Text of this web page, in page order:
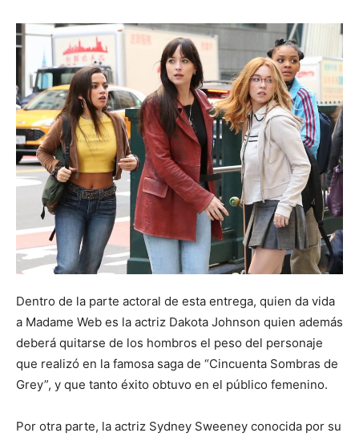
Dentro de la parte actoral de esta entrega, quien da vida
a Madame Web es la actriz Dakota Johnson quien además
deberá quitarse de los hombros el peso del personaje
que realizó en la famosa saga de “Cincuenta Sombras de
Grey”, y que tanto éxito obtuvo en el público femenino.
Por otra parte, la actriz Sydney Sweeney conocida por su